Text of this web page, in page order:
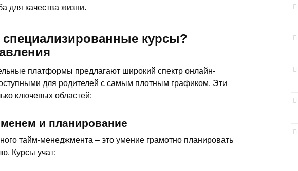
для качества жизни.
специализированные курсы?
платформы предлагают широкий спектр онлайн-
для родителей с самым плотным графиком. Эти
ключевых областей:
и планирование
тайм-менеджмента – это умение грамотно планировать
Курсы учат: